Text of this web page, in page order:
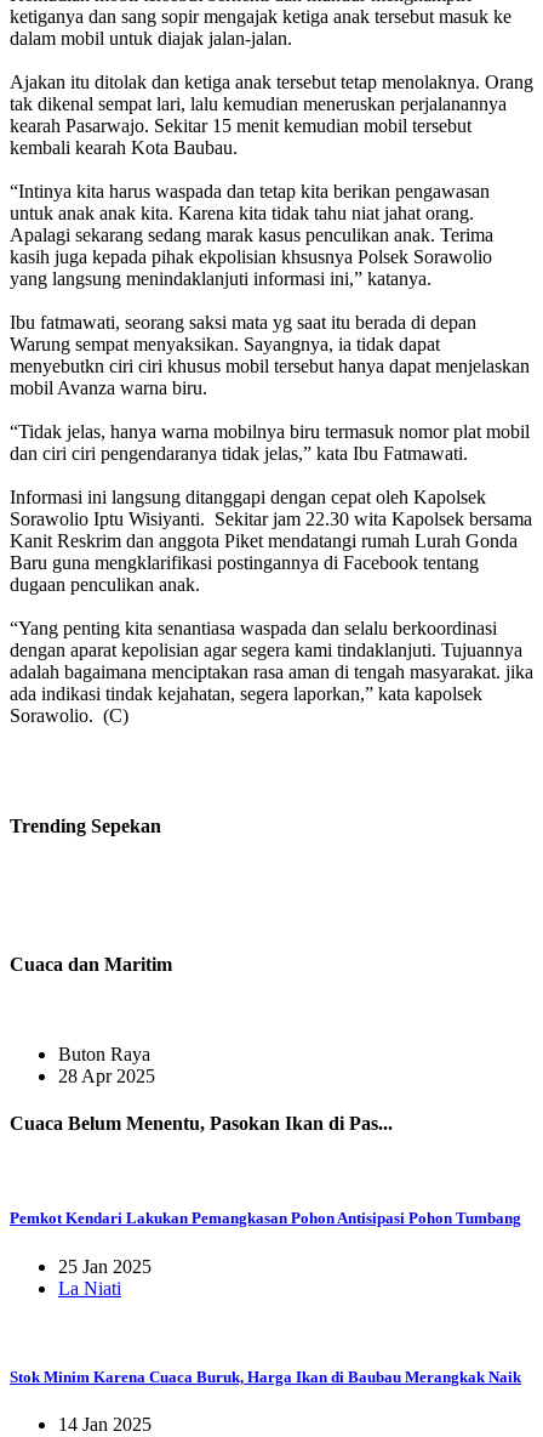
ketiganya dan sang sopir mengajak ketiga anak tersebut masuk ke
dalam mobil untuk diajak jalan-jalan.
Ajakan itu ditolak dan ketiga anak tersebut tetap menolaknya. Orang
tak dikenal sempat lari, lalu kemudian meneruskan perjalanannya
kearah Pasarwajo. Sekitar 15 menit kemudian mobil tersebut
kembali kearah Kota Baubau.
“Intinya kita harus waspada dan tetap kita berikan pengawasan
untuk anak anak kita. Karena kita tidak tahu niat jahat orang.
Apalagi sekarang sedang marak kasus penculikan anak. Terima
kasih juga kepada pihak ekpolisian khsusnya Polsek Sorawolio
yang langsung menindaklanjuti informasi ini,” katanya.
Ibu fatmawati, seorang saksi mata yg saat itu berada di depan
Warung sempat menyaksikan. Sayangnya, ia tidak dapat
menyebutkn ciri ciri khusus mobil tersebut hanya dapat menjelaskan
mobil Avanza warna biru.
“Tidak jelas, hanya warna mobilnya biru termasuk nomor plat mobil
dan ciri ciri pengendaranya tidak jelas,” kata Ibu Fatmawati.
Informasi ini langsung ditanggapi dengan cepat oleh Kapolsek
Sorawolio Iptu Wisiyanti. Sekitar jam 22.30 wita Kapolsek bersama
Kanit Reskrim dan anggota Piket mendatangi rumah Lurah Gonda
Baru guna mengklarifikasi postingannya di Facebook tentang
dugaan penculikan anak.
“Yang penting kita senantiasa waspada dan selalu berkoordinasi
dengan aparat kepolisian agar segera kami tindaklanjuti. Tujuannya
adalah bagaimana menciptakan rasa aman di tengah masyarakat. jika
ada indikasi tindak kejahatan, segera laporkan,” kata kapolsek
Sorawolio. (C)
Trending Sepekan
Cuaca dan Maritim
Buton Raya
28 Apr 2025
Cuaca Belum Menentu, Pasokan Ikan di Pas...
Pemkot Kendari Lakukan Pemangkasan Pohon Antisipasi Pohon Tumbang
25 Jan 2025
La Niati
Stok Minim Karena Cuaca Buruk, Harga Ikan di Baubau Merangkak Naik
14 Jan 2025